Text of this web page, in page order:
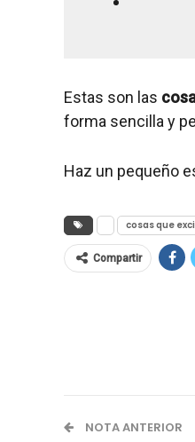
Estas son las
forma sencilla y
Haz un pequeño
cosas que
Compartir
NOTA ANTERIOR